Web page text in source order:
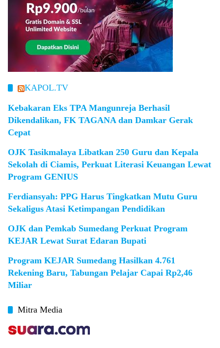
KAPOL.TV
Kebakaran Eks TPA Mangunreja Berhasil
Dikendalikan, FK TAGANA dan Damkar Gerak
Cepat
OJK Tasikmalaya Libatkan 250 Guru dan Kepala
Sekolah di Ciamis, Perkuat Literasi Keuangan Lewat
Program GENIUS
Ferdiansyah: PPG Harus Tingkatkan Mutu Guru
Sekaligus Atasi Ketimpangan Pendidikan
OJK dan Pemkab Sumedang Perkuat Program
KEJAR Lewat Surat Edaran Bupati
Program KEJAR Sumedang Hasilkan 4.761
Rekening Baru, Tabungan Pelajar Capai Rp2,46
Miliar
Mitra Media